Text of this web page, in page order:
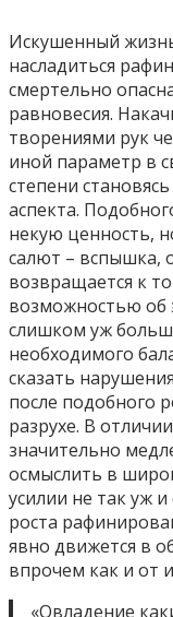
Искушенный
насладиться
смертельно
равновесия.
творениями рук
иной параметр в
степени
аспекта.
некую ценность,
салют – вспышка,
возвращается к
возможностью об
слишком уж
необходимого
сказать
после подобного
разрухе. В
значительно
осмыслить в
усилии не так уж
роста
явно движется в
впрочем как и от
«Овладение